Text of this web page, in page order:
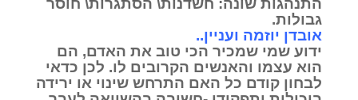
התנהגות שונה: חשדנות\ הסתגרות\ חוסר
גבולות.
אובדן יוזמה ועניין..
ידוע שמי שמכיר הכי טוב את האדם, הם
הוא עצמו והאנשים הקרובים לו. לכן כדאי
לבחון קודם כל האם התרחש שינוי או ירידה